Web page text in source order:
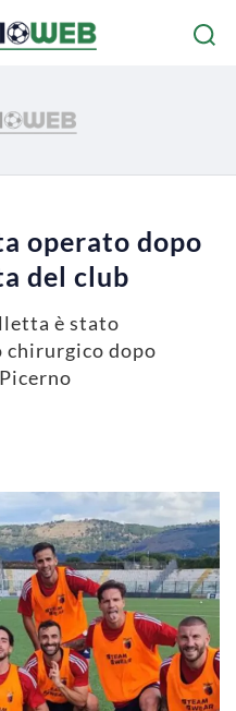
operato dopo
del club
è stato
dopo